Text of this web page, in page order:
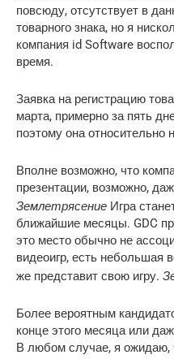
повсюду, отсутствует в
товарного знака, но я
компания id Software
время.
Заявка на регистрацию
марта, примерно за пять
поэтому она относительно
Вполне возможно, что
презентации, возможно,
Землетрясение Игра
ближайшие месяцы. GDC
это место обычно не
видеоигр, есть небольшая
же представит свою игру.
Более вероятным
конце этого месяца или
В любом случае, я ожидаю,